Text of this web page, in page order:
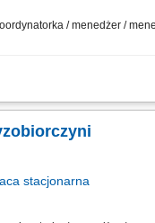
/ menedżer /
gospodarczej w
stacjonarna